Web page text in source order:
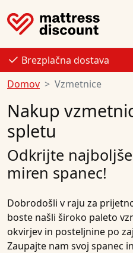
Brezplačna dostava
Domov
Vzmetnice
Nakup
spletu
Odkrijte
miren spanec!
Dobrodošli v raju za
boste našli široko paleto
okvirjev in posteljnine po
Zaupajte nam svoj spanec